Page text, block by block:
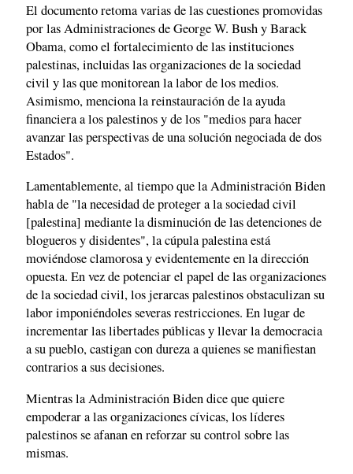
El documento retoma varias de las cuestiones promovidas
por las Administraciones de George W. Bush y Barack
Obama, como el fortalecimiento de las instituciones
palestinas, incluidas las organizaciones de la sociedad
civil y las que monitorean la labor de los medios.
Asimismo, menciona la reinstauración de la ayuda
financiera a los palestinos y de los "medios para hacer
avanzar las perspectivas de una solución negociada de dos
Estados".
Lamentablemente, al tiempo que la Administración Biden
habla de "la necesidad de proteger a la sociedad civil
[palestina] mediante la disminución de las detenciones de
blogueros y disidentes", la cúpula palestina está
moviéndose clamorosa y evidentemente en la dirección
opuesta. En vez de potenciar el papel de las organizaciones
de la sociedad civil, los jerarcas palestinos obstaculizan su
labor imponiéndoles severas restricciones. En lugar de
incrementar las libertades públicas y llevar la democracia
a su pueblo, castigan con dureza a quienes se manifiestan
contrarios a sus decisiones.
Mientras la Administración Biden dice que quiere
empoderar a las organizaciones cívicas, los líderes
palestinos se afanan en reforzar su control sobre las
mismas.